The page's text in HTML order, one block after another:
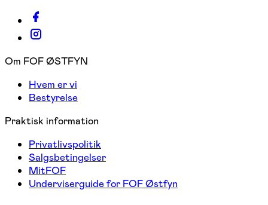
Om FOF ØSTFYN
Hvem er vi
Bestyrelse
Praktisk information
Privatlivspolitik
Salgsbetingelser
MitFOF
Underviserguide for FOF Østfyn